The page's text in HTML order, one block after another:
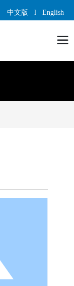
中文版 l English